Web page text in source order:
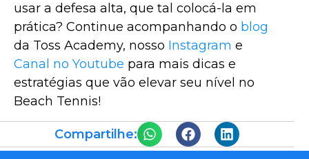
usar a defesa alta, que tal colocá-la em
prática? Continue acompanhando o blog
da Toss Academy, nosso Instagram e
Canal no Youtube para mais dicas e
estratégias que vão elevar seu nível no
Beach Tennis!
Compartilhe: